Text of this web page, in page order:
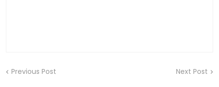
Previous Post Next Post